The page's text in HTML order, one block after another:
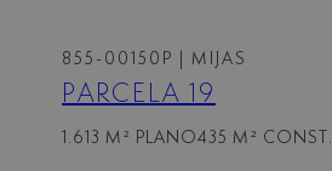
855-00150P | MIJAS
PARCELA 19
1.613 M² PLANO435 M² CONST.